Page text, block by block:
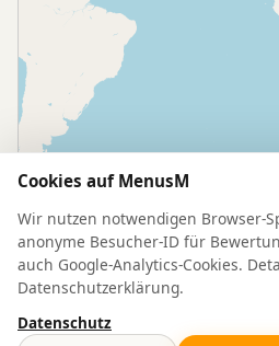
Cookies auf MenusM
Wir nutzen notwendigen Browser-
anonyme Besucher-ID für
auch Google-Analytics-Cookies.
Datenschutzerklärung.
Datenschutz